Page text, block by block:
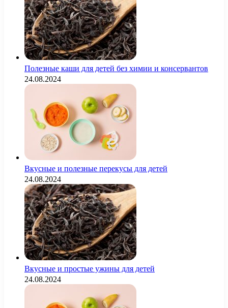
Полезные каши для детей без химии и консервантов
24.08.2024
Вкусные и полезные перекусы для детей
24.08.2024
Вкусные и простые ужины для детей
24.08.2024